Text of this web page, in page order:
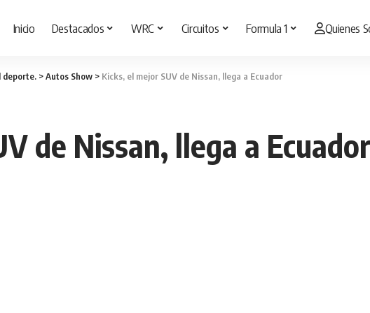
Inicio Destacados WRC Circuitos Formula 1 Quienes
deporte. >Autos Show > Kicks, el mejor SUV de Nissan, llega a Ecuador
de Nissan, llega a Ecuador